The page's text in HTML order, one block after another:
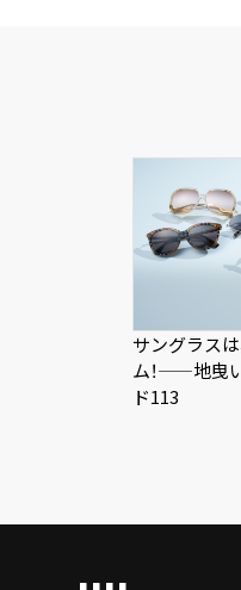
サングラス
ム！——地曳
ド113